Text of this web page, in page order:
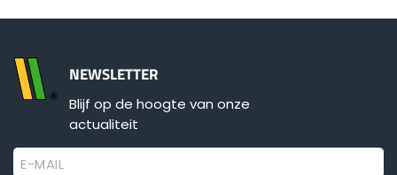
رسید ن
NEWSLETTER
Blijf op de hoogte van onze
actualiteit
E-MAIL